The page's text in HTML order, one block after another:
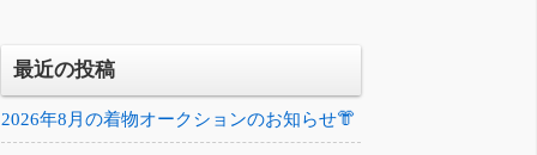
最近の投稿
2026年8月の着物オークションのお知らせ👘